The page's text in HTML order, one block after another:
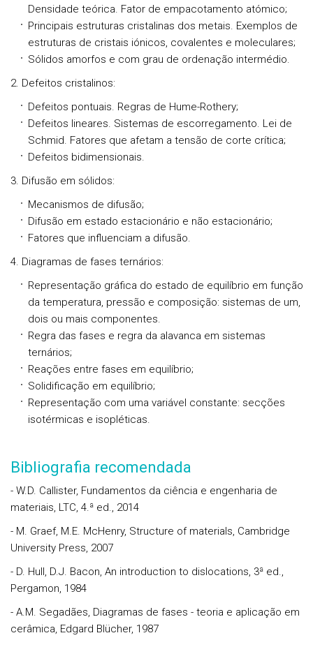
Densidade teórica. Fator de empacotamento atómico;
Principais estruturas cristalinas dos metais. Exemplos de
estruturas de cristais iónicos, covalentes e moleculares;
Sólidos amorfos e com grau de ordenação intermédio.
2. Defeitos cristalinos:
Defeitos pontuais. Regras de Hume-Rothery;
Defeitos lineares. Sistemas de escorregamento. Lei de
Schmid. Fatores que afetam a tensão de corte crítica;
Defeitos bidimensionais.
3. Difusão em sólidos:
Mecanismos de difusão;
Difusão em estado estacionário e não estacionário;
Fatores que influenciam a difusão.
4. Diagramas de fases ternários:
Representação gráfica do estado de equilíbrio em função
da temperatura, pressão e composição: sistemas de um,
dois ou mais componentes.
Regra das fases e regra da alavanca em sistemas
ternários;
Reações entre fases em equilíbrio;
Solidificação em equilíbrio;
Representação com uma variável constante: secções
isotérmicas e isopléticas.
Bibliografia recomendada
- W.D. Callister, Fundamentos da ciência e engenharia de
materiais, LTC, 4.ª ed., 2014
- M. Graef, M.E. McHenry, Structure of materials, Cambridge
University Press, 2007
- D. Hull, D.J. Bacon, An introduction to dislocations, 3ª ed.,
Pergamon, 1984
- A.M. Segadães, Diagramas de fases - teoria e aplicação em
cerâmica, Edgard Blücher, 1987